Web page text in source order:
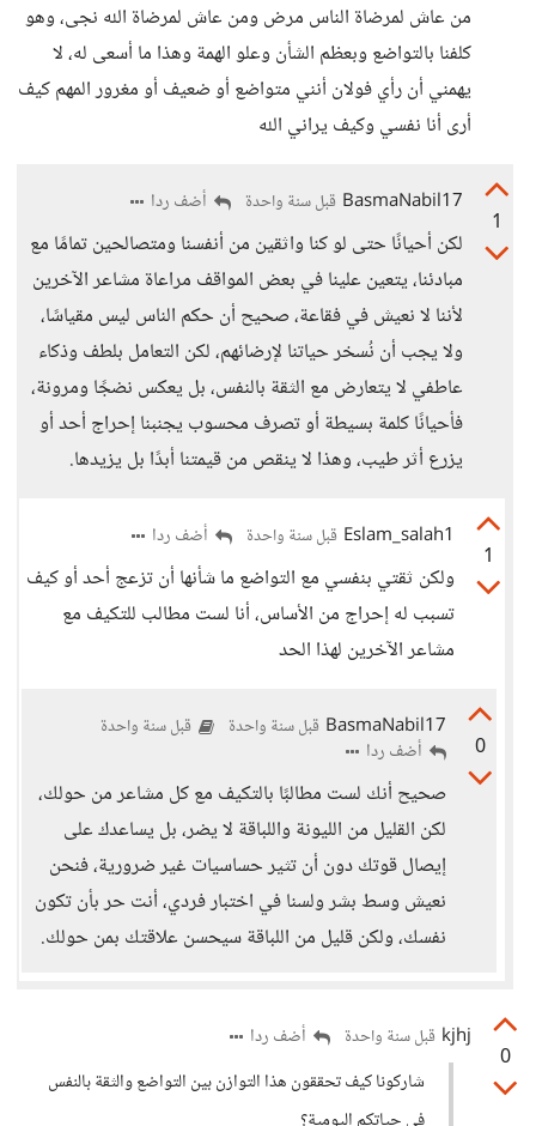
من عاش لمرضاة الناس مرض ومن عاش لمرضاة الله نجى، وهو
كلفنا بالتواضع وبعظم الشأن وعلو الهمة وهذا ما أسعى له، لا
يهمني أن رأي فولان أنني متواضع أو ضعيف أو مغرور المهم كيف
أرى أنا نفسي وكيف يراني الله
1
BasmaNabil17 قبل سنة واحدة أضف ردا
لكن أحيانًا حتى لو كنا واثقين من أنفسنا ومتصالحين تمامًا مع
مبادئنا، يتعين علينا في بعض المواقف مراعاة مشاعر الآخرين
لأننا لا نعيش في فقاعة، صحيح أن حكم الناس ليس مقياسًا،
ولا يجب أن نُسخر حياتنا لإرضائهم، لكن التعامل بلطف وذكاء
عاطفي لا يتعارض مع الثقة بالنفس، بل يعكس نضجًا ومرونة،
فأحيانًا كلمة بسيطة أو تصرف محسوب يجنبنا إحراج أحد أو
يزرع أثر طيب، وهذا لا ينقص من قيمتنا أبدًا بل يزيدها.
1
Eslam_salah1 قبل سنة واحدة أضف ردا
ولكن ثقتي بنفسي مع التواضع ما شأنها أن تزعج أحد أو كيف
تسبب له إحراج من الأساس، أنا لست مطالب للتكيف مع
مشاعر الآخرين لهذا الحد
0
BasmaNabil17 قبل سنة واحدة قبل سنة واحدة
أضف ردا
صحيح أنك لست مطالبًا بالتكيف مع كل مشاعر من حولك،
لكن القليل من الليونة واللباقة لا يضر، بل يساعدك على
إيصال قوتك دون أن تثير حساسيات غير ضرورية، فنحن
نعيش وسط بشر ولسنا في اختبار فردي، أنت حر بأن تكون
نفسك، ولكن قليل من اللباقة سيحسن علاقتك بمن حولك.
0
kjhj قبل سنة واحدة
أضف ردا
شاركونا كيف تحققون هذا التوازن بين التواضع والثقة بالنفس